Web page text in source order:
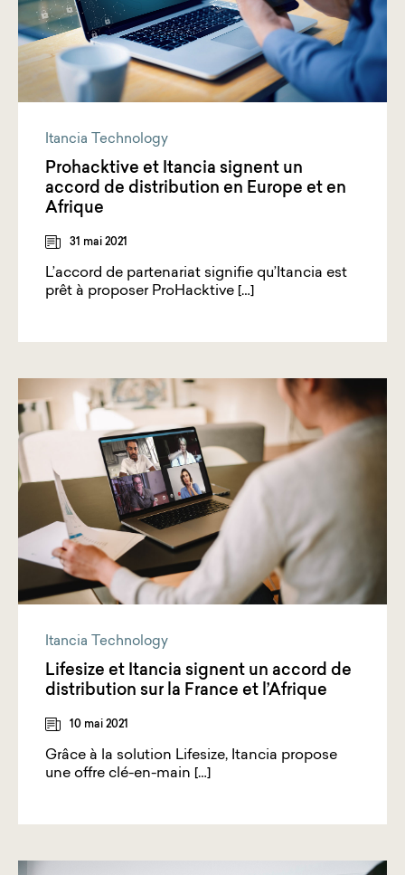
Itancia Technology
Prohacktive et Itancia signent un
accord de distribution en Europe et en
Afrique
31 mai 2021
L’accord de partenariat signifie qu’Itancia est
prêt à proposer ProHacktive […]
Itancia Technology
Lifesize et Itancia signent un accord de
distribution sur la France et l’Afrique
10 mai 2021
Grâce à la solution Lifesize, Itancia propose
une offre clé-en-main […]